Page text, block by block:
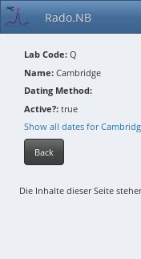
Rado.NB
Lab Code: Q
Name: Cambridge
Dating Method:
Active?: true
Show all dates for
Back
Die Inhalte dieser Seite